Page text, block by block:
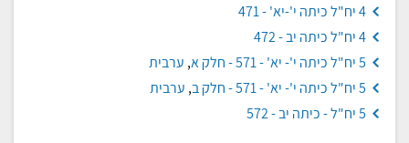
4 יח"ל כיתה י'-יא' - 471
4 יח"ל כיתה יב - 472
5 יח"ל כיתה י'- יא' - 571 - חלק א
, ערבית
5 יח"ל כיתה י'- יא' - 571 - חלק ב
, ערבית
5 יח"ל - כיתה יב - 572